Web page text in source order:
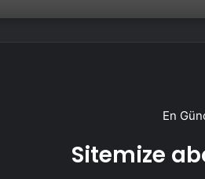
En
Sitemize